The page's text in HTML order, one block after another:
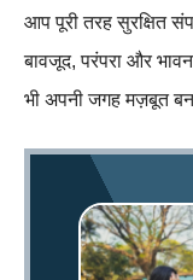
आप पूरी तरह सुरक्षित
बावजूद, परंपरा और
भी अपनी जगह मज़बूत